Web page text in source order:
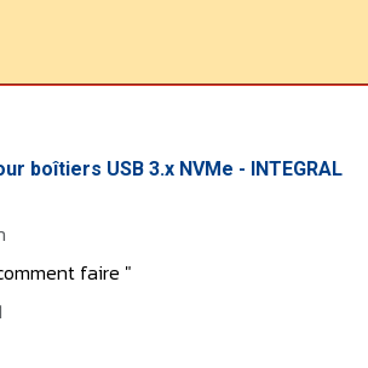
boîtiers USB 3.x NVMe - INTEGRAL
faire "